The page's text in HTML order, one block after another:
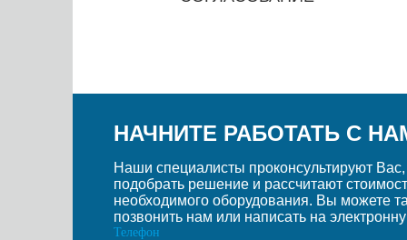
НАЧНИТЕ РАБОТАТЬ С
Наши специалисты проконсультируют Вас,
подобрать решение и рассчитают
необходимого оборудования. Вы можете
позвонить нам или написать на
Телефон